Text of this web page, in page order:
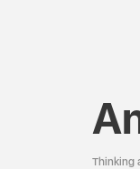
Thinking